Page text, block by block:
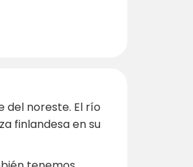
del noreste. El río
finlandesa en su